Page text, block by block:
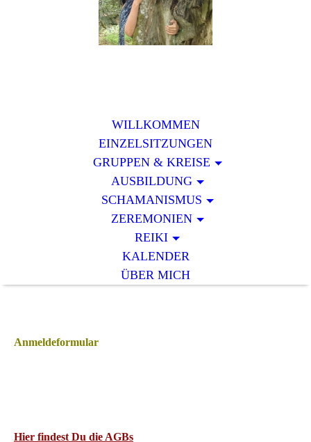
WILLKOMMEN
EINZELSITZUNGEN
GRUPPEN & KREISE
AUSBILDUNG
SCHAMANISMUS
ZEREMONIEN
REIKI
KALENDER
ÜBER MICH
Anmeldeformular
Hier findest Du die AGBs